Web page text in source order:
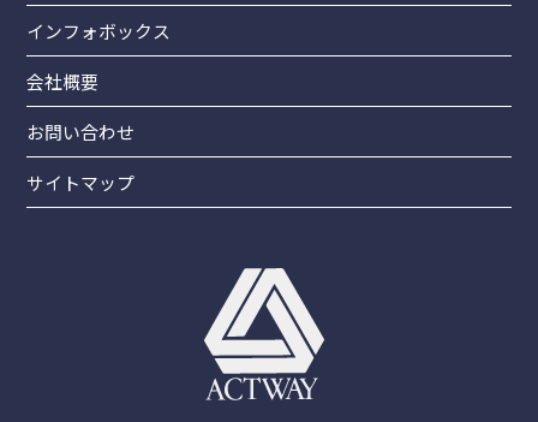
インフォボックス
会社概要
お問い合わせ
サイトマップ